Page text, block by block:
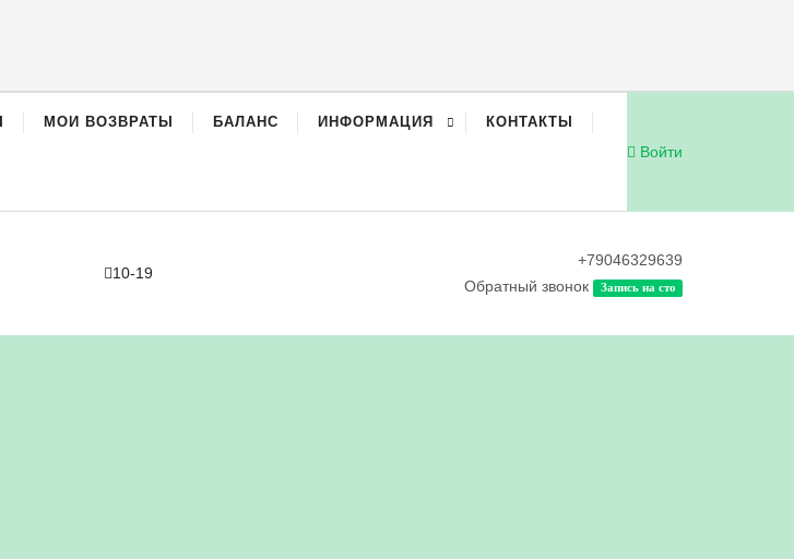
МОИ ВОЗВРАТЫ БАЛАНС ИНФОРМАЦИЯ КОНТАКТЫ
Войти
10-19
+79046329639
Обратный звонок
Запись на сто